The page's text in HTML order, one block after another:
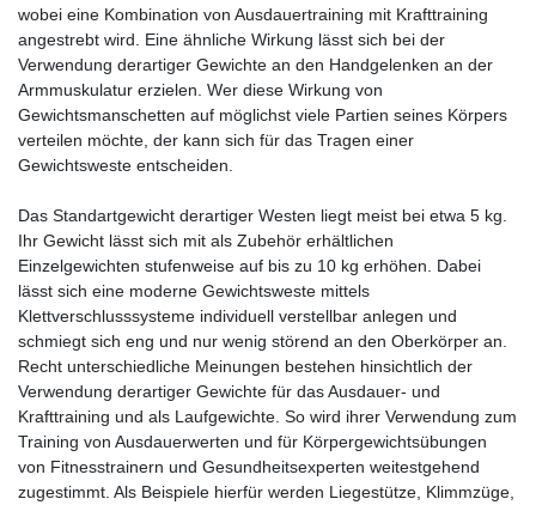
wobei eine Kombination von Ausdauertraining mit Krafttraining
angestrebt wird. Eine ähnliche Wirkung lässt sich bei der
Verwendung derartiger Gewichte an den Handgelenken an der
Armmuskulatur erzielen. Wer diese Wirkung von
Gewichtsmanschetten auf möglichst viele Partien seines Körpers
verteilen möchte, der kann sich für das Tragen einer
Gewichtsweste entscheiden.
Das Standartgewicht derartiger Westen liegt meist bei etwa 5 kg.
Ihr Gewicht lässt sich mit als Zubehör erhältlichen
Einzelgewichten stufenweise auf bis zu 10 kg erhöhen. Dabei
lässt sich eine moderne Gewichtsweste mittels
Klettverschlusssysteme individuell verstellbar anlegen und
schmiegt sich eng und nur wenig störend an den Oberkörper an.
Recht unterschiedliche Meinungen bestehen hinsichtlich der
Verwendung derartiger Gewichte für das Ausdauer- und
Krafttraining und als Laufgewichte. So wird ihrer Verwendung zum
Training von Ausdauerwerten und für Körpergewichtsübungen
von Fitnesstrainern und Gesundheitsexperten weitestgehend
zugestimmt. Als Beispiele hierfür werden Liegestütze, Klimmzüge,